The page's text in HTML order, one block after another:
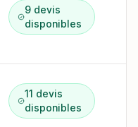
9 devis
disponibles
11 devis
disponibles